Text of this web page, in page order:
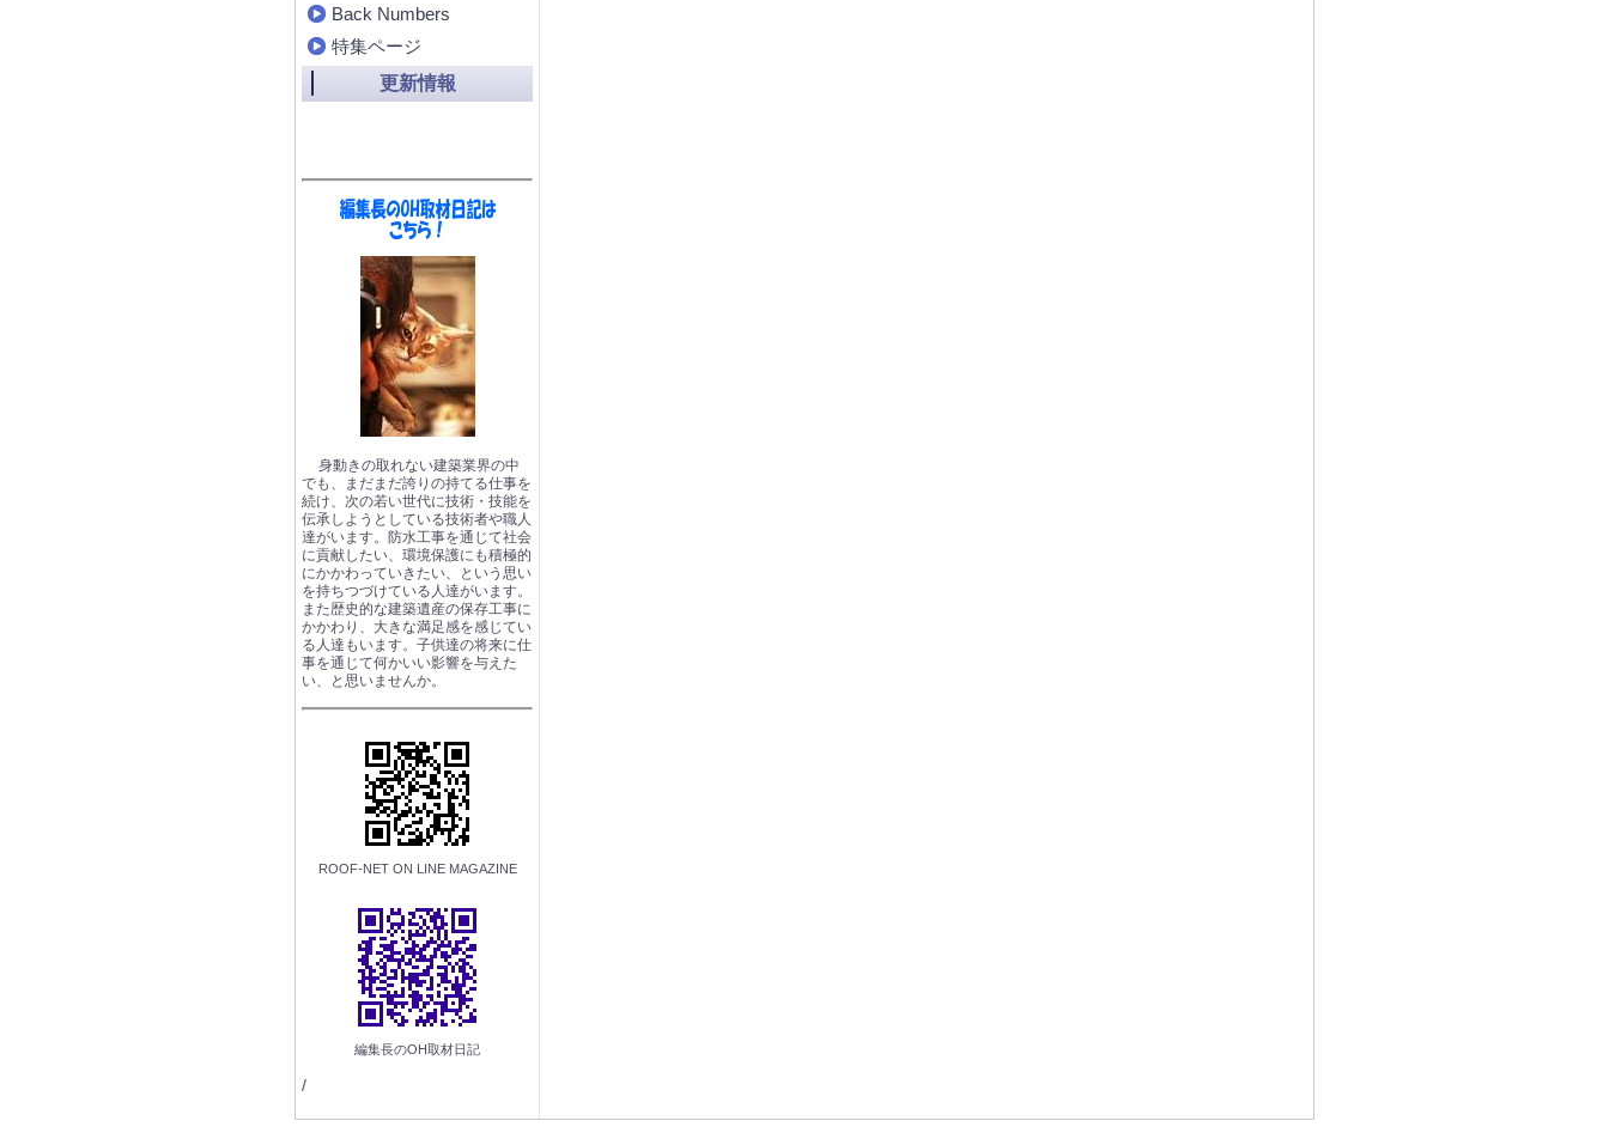
Back Numbers
特集ページ
更新情報
身動きの取れない建築業界の中
でも、まだまだ誇りの持てる仕事を
続け、次の若い世代に技術・技能を
伝承しようとしている技術者や職人
達がいます。防水工事を通じて社会
に貢献したい、環境保護にも積極的
にかかわっていきたい、という思い
を持ちつづけている人達がいます。
また歴史的な建築遺産の保存工事に
かかわり、大きな満足感を感じてい
る人達もいます。子供達の将来に仕
事を通じて何かいい影響を与えた
い、と思いませんか。
ROOF-NET ON LINE MAGAZINE
編集長のOH取材日記
/